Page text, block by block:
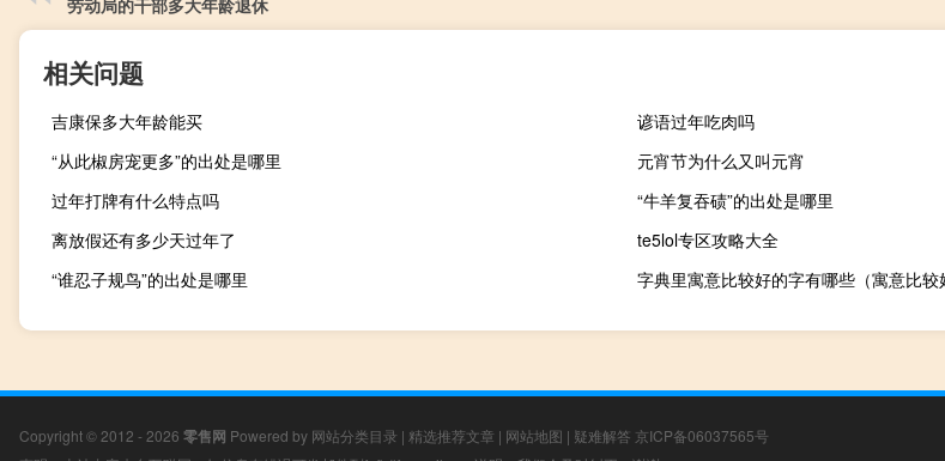
劳动局的干部多大年龄退休
相关问题
吉康保多大年龄能买
谚语过年吃肉吗
“从此椒房宠更多”的出处是哪里
元宵节为什么又叫元宵
过年打牌有什么特点吗
“牛羊复吞碛”的出处是哪里
离放假还有多少天过年了
te5lol专区攻略大全
“谁忍子规鸟”的出处是哪里
字典里寓意比较好的字有哪些（寓意比较
Copyright © 2012 - 2026 零售网 Powered by 网站分类目录 | 精选推荐文章 | 网站地图 | 疑难解答 京ICP备06037565号